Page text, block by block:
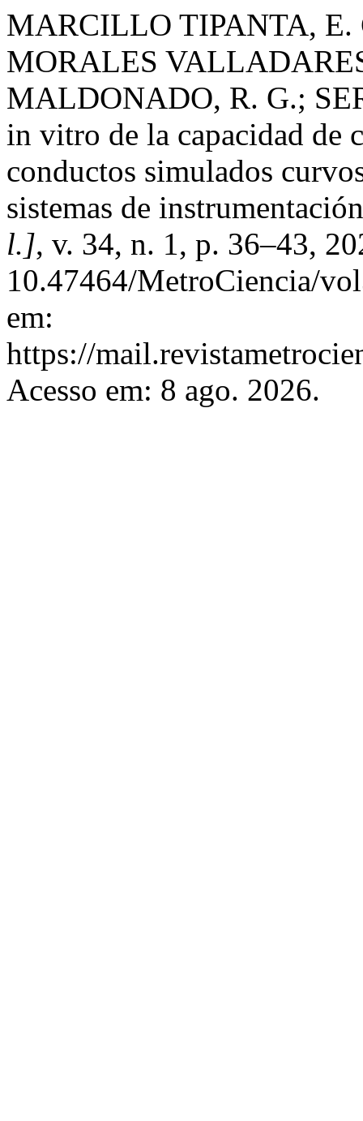
MARCILLO TIPANTA,
MORALES
MALDONADO, R. G.;
in vitro de la capacidad de
conductos simulados
sistemas de
l.], v. 34, n. 1, p. 36–43,
10.47464/MetroCiencia/
em:
https://
Acesso em: 8 ago. 2026.